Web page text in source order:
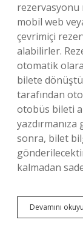
rezervasyonu
mobil web
çevrimiçi
alabilirler.
otomatik
bilete
tarafından
otobüs bileti
sonra, bilet
kalmadan
Devamını